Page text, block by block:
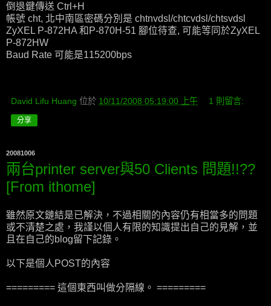
倒退鍵傳送 Ctrl+H
帳號 cht, 北中南區密碼分別是 chtnvdsl/chtcvdsl/chtsvdsl
ZyXEL P-872HA 和P-870H-51 腳位待查, 可能等同於ZyXEL
P-872HW
Baud Rate 可能是115200bps
David Lifu Huang 位於 10/11/2008 05:19:00 上午 1 則留言:
分享
20081006
兩台printer server與50 Clients 問題!!??
[From ithome]
雖然原文鏈結是已解決，不過相關的內容仍有相當多的問題
或不清楚之處，我謹以個人有限的知識提出自己的見解，並
且在自己的blog留下記錄。
以下是個人POST的內容
========= 這個東西叫做分隔線。 =========